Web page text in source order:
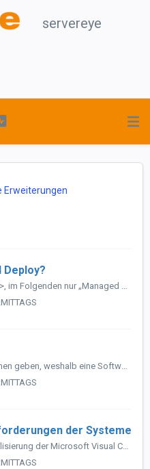
servereye
Erweiterungen
servereye <Managed Deploy>, im Folgenden nur „Managed Deploy“ genannt, ist ein servereye-Modul, das es erlaubt, Softwarepakete (Apps) auf Systeme zu v...
Es kann verschiedene Ursachen geben, weshalb eine Softwareverteilung mittels Managed Deploy fehlschlägt. Dieser Artikel gibt im ersten Teil allgemeine Hinwe...
der Systeme
INHALTSVERZEICHNIS Aktualisierung der Microsoft Visual C++ Redistributables Hintergrund Relevanz für aktuelle Windows-Funktionen Warum regelmäßige Up...